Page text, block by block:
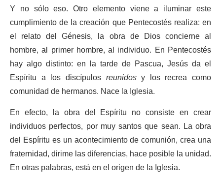
Y no sólo eso. Otro elemento viene a iluminar este
cumplimiento de la creación que Pentecostés realiza: en
el relato del Génesis, la obra de Dios concierne al
hombre, al primer hombre, al individuo. En Pentecostés
hay algo distinto: en la tarde de Pascua, Jesús da el
Espíritu a los discípulos reunidosy los recrea como
comunidad de hermanos. Nace la Iglesia.
En efecto, la obra del Espíritu no consiste en crear
individuos perfectos, por muy santos que sean. La obra
del Espíritu es un acontecimiento de comunión, crea una
fraternidad, dirime las diferencias, hace posible la unidad.
En otras palabras, está en el origen de la Iglesia.